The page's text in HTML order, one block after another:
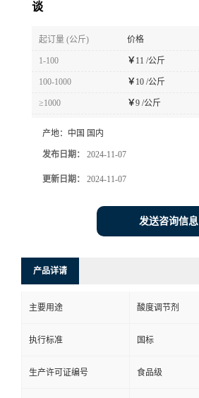
谈
起订量 (公斤) 价格
1-100 ￥ 11 /公斤
100-1000 ￥ 10 /公斤
≥1000 ￥9 /公斤
产地： 中国 国内
发布日期： 2024-11-07
更新日期： 2024-11-07
发送咨询信息
产品详请
主要用途 酸度调节剂
执行标准 国标
生产许可证编号 食品级